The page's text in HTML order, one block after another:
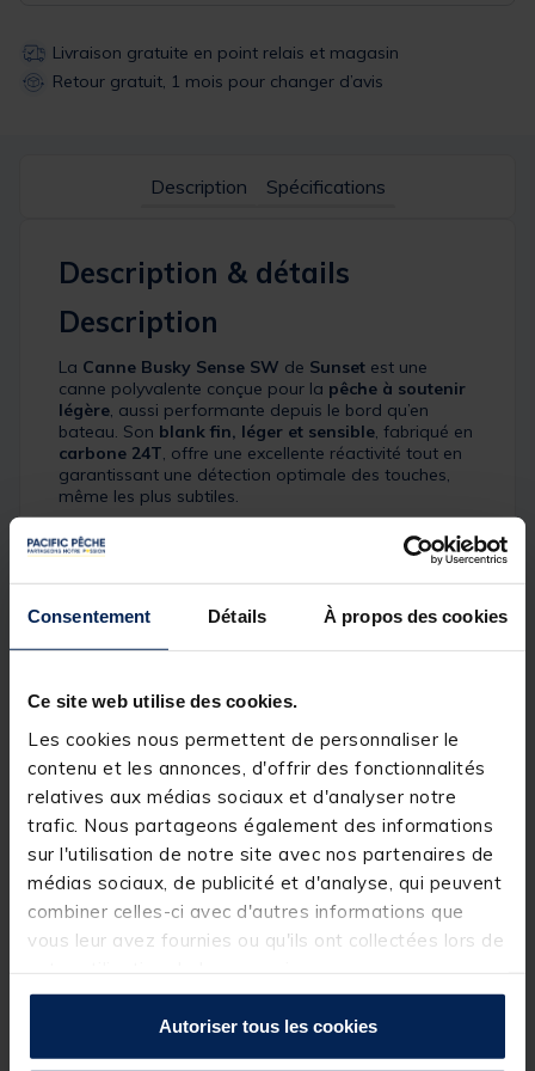
Consentement Détails À propos des cookies
Ce site web utilise des cookies.
Les cookies nous permettent de personnaliser le
contenu et les annonces, d'offrir des fonctionnalités
relatives aux médias sociaux et d'analyser notre
trafic. Nous partageons également des informations
sur l'utilisation de notre site avec nos partenaires de
médias sociaux, de publicité et d'analyse, qui peuvent
combiner celles-ci avec d'autres informations que
vous leur avez fournies ou qu'ils ont collectées lors de
Autoriser tous les cookies
Livraison gratuite en point relais et magasin
Retour gratuit, 1 mois pour changer d’avis
Description Spécifications
Description & détails
Description
La Canne Busky Sense SW de Sunset est une
canne polyvalente conçue pour la pêche à soutenir
légère, aussi performante depuis le bord qu’en
bateau. Son blank fin, léger et sensible, fabriqué en
carbone 24T, offre une excellente réactivité tout en
garantissant une détection optimale des touches,
même les plus subtiles.
Composée de
transporter et conserve une action harmonieuse et
précise. Lepommeau antichocet lapoignée en EVA
apportent confort, solidité et bonne
tenue en main, même lors de longues sessions de
pêche.
Sense SW assure une tenue parfaite du moulinet et
une ergonomie agréable. Les
anneaux type K en
SiC, solidement ligaturés, permettent une glisse
fluide de la ligne tout en évitant les emmêlements, et
s’adaptent parfaitement à l’utilisation de tresse.
La canne est fournie avec2 buscles
interchangeables, permettant d’adapter la
sensibilité du scion selon les conditions de pêche ou
les espèces ciblées.
Livrée dans unfourreau en tissu, la Busky Sense
Détails